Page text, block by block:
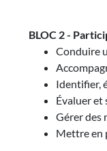
BLOC 2 -
Conduire
Identifier,
Évaluer et
Gérer des
Mettre en